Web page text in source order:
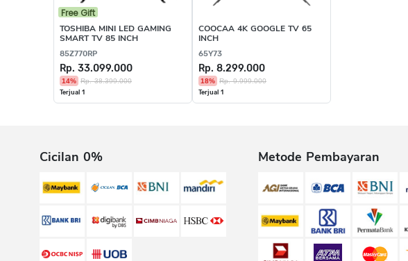
Free Gift
TOSHIBA MINI LED GAMING
SMART TV 85 INCH
85Z770RP
Rp. 33.099.000
14% Rp. 38.399.000
Terjual 1
COOCAA 4K GOOGLE TV 65
INCH
65Y73
Rp. 8.299.000
18% Rp. 9.999.000
Terjual 1
Cicilan 0% Metode Pembayaran